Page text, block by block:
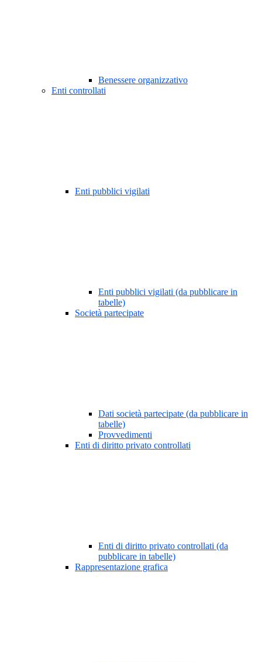
Benessere organizzativo
Enti controllati
Enti pubblici vigilati
Enti pubblici vigilati (da pubblicare in
tabelle)
Società partecipate
Dati società partecipate (da pubblicare in
tabelle)
Provvedimenti
Enti di diritto privato controllati
Enti di diritto privato controllati (da
pubblicare in tabelle)
Rappresentazione grafica